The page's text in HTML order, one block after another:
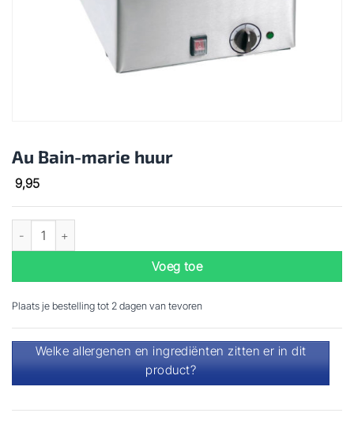
Au Bain-marie huur
9,95
Au Bain-marie huur aantal
Voeg toe
Plaats je bestelling tot 2 dagen van tevoren
Welke allergenen en ingrediënten zitten er in dit
product?